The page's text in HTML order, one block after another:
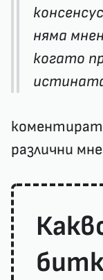
няма
когато
различни